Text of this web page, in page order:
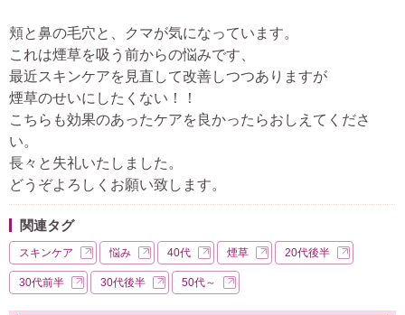
頬と鼻の毛穴と、クマが気になっています。
これは煙草を吸う前からの悩みです、
最近スキンケアを見直して改善しつつありますが
煙草のせいにしたくない！！
こちらも効果のあったケアを良かったらおしえてくださ
い。
長々と失礼いたしました。
どうぞよろしくお願い致します。
関連タグ
スキンケア 悩み 40代 煙草 20代後半
30代前半 30代後半 50代～